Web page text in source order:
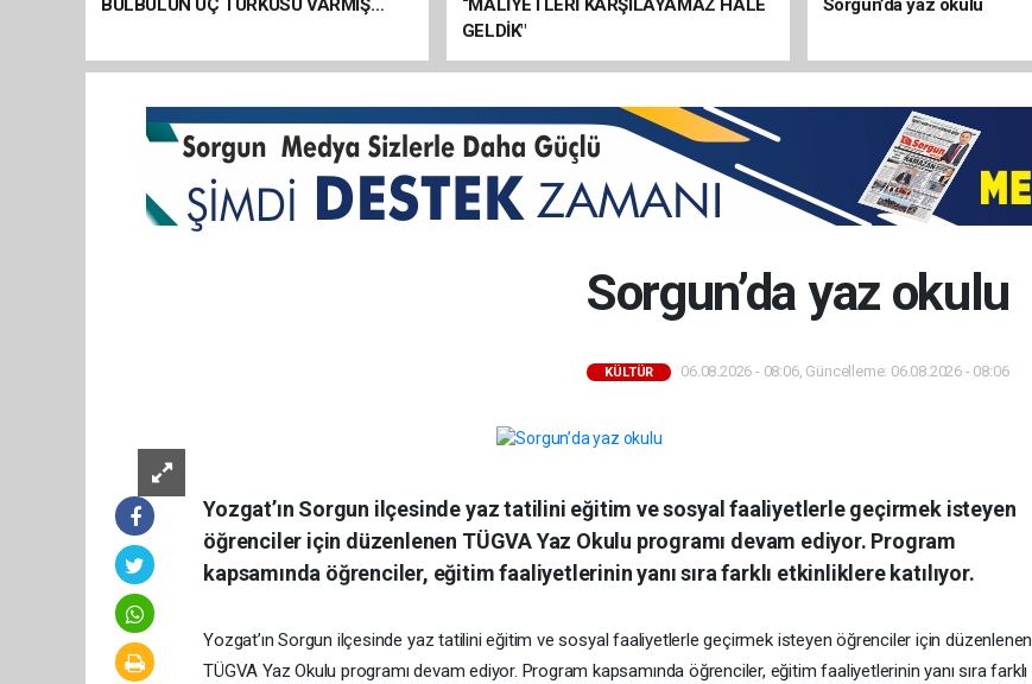
BÜLBÜLÜN ÜÇ TÜRKÜSÜ VARMIŞ…
“MALİYETLERİ KARŞILAYAMAZ HALE
GELDİK"
Sorgun’da yaz okulu
Sorgun’da yaz okulu
KÜLTÜR 06.08.2026 - 08:06, Güncelleme: 06.08.2026 - 08:06
Yozgat’ın Sorgun ilçesinde yaz tatilini eğitim ve sosyal faaliyetlerle geçirmek isteyen
öğrenciler için düzenlenen TÜGVA Yaz Okulu programı devam ediyor. Program
kapsamında öğrenciler, eğitim faaliyetlerinin yanı sıra farklı etkinliklere katılıyor.
Yozgat’ın Sorgun ilçesinde yaz tatilini eğitim ve sosyal faaliyetlerle geçirmek isteyen öğrenciler için düzenlenen
TÜGVA Yaz Okulu programı devam ediyor. Program kapsamında öğrenciler, eğitim faaliyetlerinin yanı sıra farklı